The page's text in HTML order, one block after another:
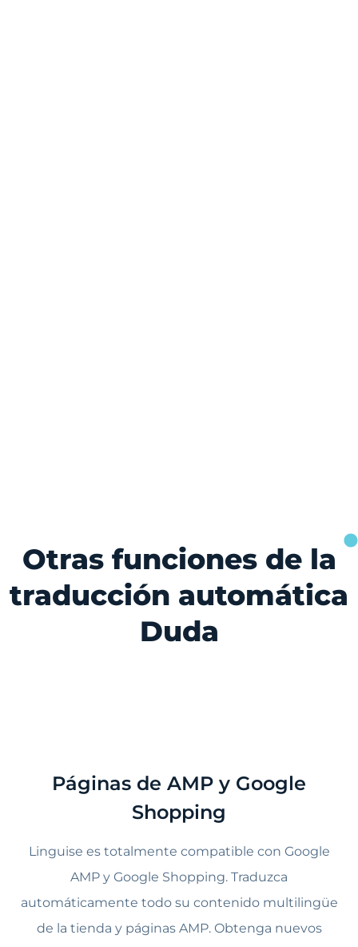
Otras funciones de la
traducción automática
Duda
Páginas de AMP y Google
Shopping
Linguise es totalmente compatible con Google
AMP y Google Shopping. Traduzca
automáticamente todo su contenido multilingüe
de la tienda y páginas AMP. Obtenga nuevos